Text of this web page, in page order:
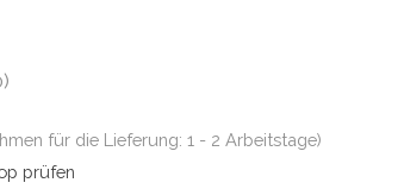
Produkts ist
für die Lieferung: 1 - 2 Arbeitstage)
prüfen